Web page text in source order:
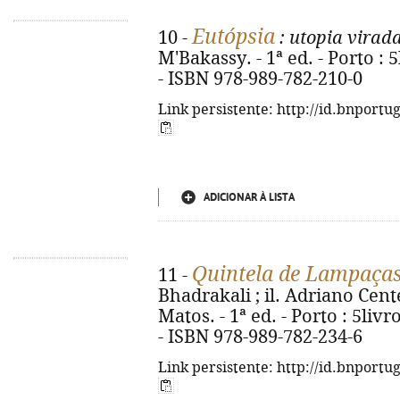
10 -Eutópsia : utopia
M'Bakassy. - 1ª ed. - Porto :
- ISBN 978-989-782-210-0
Link persistente: http://
ADICIONAR À LISTA
11 - Quintela de
Bhadrakali ; il. Adriano
Matos. - 1ª ed. - Porto :
- ISBN 978-989-782-234-6
Link persistente: http://